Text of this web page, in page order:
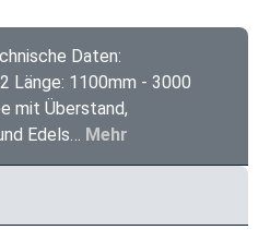
Daten:
Länge: 1100mm - 3000
mit Überstand,
Edels… Mehr